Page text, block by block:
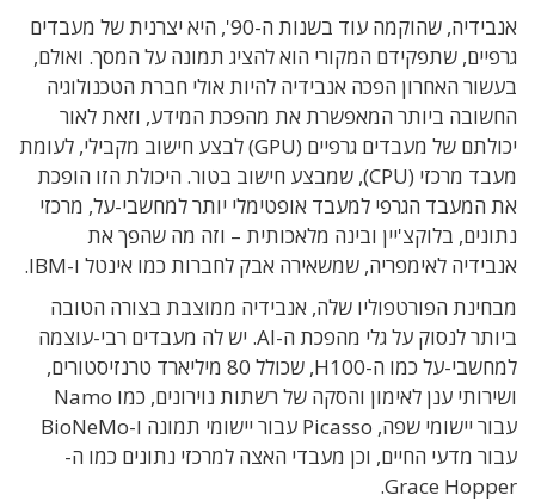
אנבידיה, שהוקמה עוד בשנות ה-90', היא יצרנית של מעבדים
גרפיים, שתפקידם המקורי הוא להציג תמונה על המסך. ואולם,
בעשור האחרון הפכה אנבידיה להיות אולי חברת הטכנולוגיה
החשובה ביותר המאפשרת את מהפכת המידע, וזאת לאור
יכולתם של מעבדים גרפיים (GPU) לבצע חישוב מקבילי, לעומת
מעבד מרכזי (CPU), שמבצע חישוב בטור. היכולת הזו הופכת
את המעבד הגרפי למעבד אופטימלי יותר למחשבי-על, מרכזי
נתונים, בלוקצ'יין ובינה מלאכותית – וזה מה שהפך את
אנבידיה לאימפריה, שמשאירה אבק לחברות כמו אינטל ו-IBM.
מבחינת הפורטפוליו שלה, אנבידיה ממוצבת בצורה הטובה
ביותר לנסוק על גלי מהפכת ה-AI. יש לה מעבדים רבי-עוצמה
למחשבי-על כמו ה-H100, שכולל 80 מיליארד טרנזיסטורים,
ושירותי ענן לאימון והסקה של רשתות נוירונים, כמו Namo
עבור יישומי שפה, Picasso עבור יישומי תמונה ו-BioNeMo
עבור מדעי החיים, וכן מעבדי האצה למרכזי נתונים כמו ה-
Grace Hopper.